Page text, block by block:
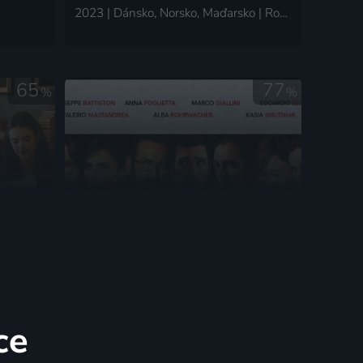
2023 | Dánsko, Norsko, Maďarsko | Romantický, Drama, Válečný
65 % 77%
55